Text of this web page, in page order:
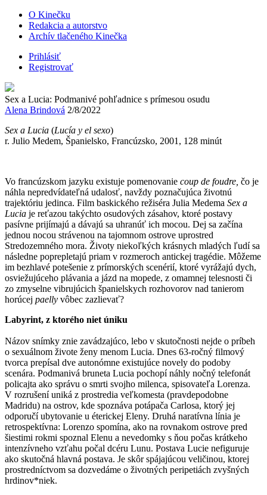
O Kinečku
Redakcia a autorstvo
Archív tlačeného Kinečka
Prihlásiť
Registrovať
Sex a Lucia: Podmanivé pohľadnice s prímesou osudu
Alena Brindová 2/8/2022
Sex a Lucia (Lucía y el sexo)
r. Julio Medem, Španielsko, Francúzsko, 2001, 128 minút
Vo francúzskom jazyku existuje pomenovanie coup de foudre, čo je
náhla nepredvídateľná udalosť, navždy poznačujúca životnú
trajektóriu jedinca. Film baskického režiséra Julia Medema Sex a
Lucia je reťazou takýchto osudových zásahov, ktoré postavy
pasívne prijímajú a dávajú sa uhranúť ich mocou. Dej sa začína
jednou nocou strávenou na tajomnom ostrove uprostred
Stredozemného mora. Životy niekoľkých krásnych mladých ľudí sa
následne poprepletajú priam v rozmeroch antickej tragédie. Môžeme
im bezhlavé potešenie z prímorských scenérií, ktoré vyrážajú dych,
osviežujúceho plávania a jázd na mopede, z omamnej telesnosti či
zo zmyselne vibrujúcich španielskych rozhovorov nad tanierom
horúcej paelly vôbec zazlievať?
Labyrint, z ktorého niet úniku
Názov snímky znie zavádzajúco, lebo v skutočnosti nejde o príbeh
o sexuálnom živote ženy menom Lucia. Dnes 63-ročný filmový
tvorca prepísal dve autonómne existujúce novely do podoby
scenára. Podmanivá bruneta Lucia pochopí náhly nočný telefonát
policajta ako správu o smrti svojho milenca, spisovateľa Lorenza.
V rozrušení uniká z prostredia veľkomesta (pravdepodobne
Madridu) na ostrov, kde spoznáva potápača Carlosa, ktorý jej
odporučí ubytovanie u éterickej Eleny. Druhá naratívna línia je
retrospektívna: Lorenzo spomína, ako na rovnakom ostrove pred
šiestimi rokmi spoznal Elenu a nevedomky s ňou počas krátkeho
intenzívneho vzťahu počal dcéru Lunu. Postava Lucie nefiguruje
ako skutočná hlavná postava. Je skôr spájajúcou veličinou, ktorej
prostredníctvom sa dozvedáme o životných peripetiách zvyšných
hrdinov*niek.